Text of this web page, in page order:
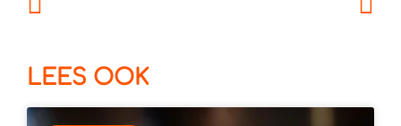
LEES OOK